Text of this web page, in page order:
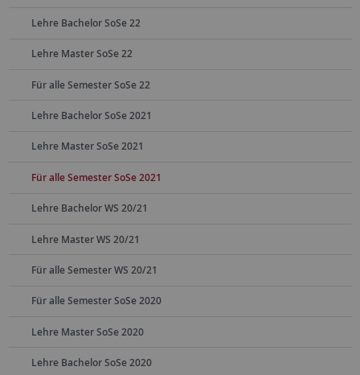
Lehre Bachelor SoSe 22
Lehre Master SoSe 22
Für alle Semester SoSe 22
Lehre Bachelor SoSe 2021
Lehre Master SoSe 2021
Für alle Semester SoSe 2021
Lehre Bachelor WS 20/21
Lehre Master WS 20/21
Für alle Semester WS 20/21
Für alle Semester SoSe 2020
Lehre Master SoSe 2020
Lehre Bachelor SoSe 2020